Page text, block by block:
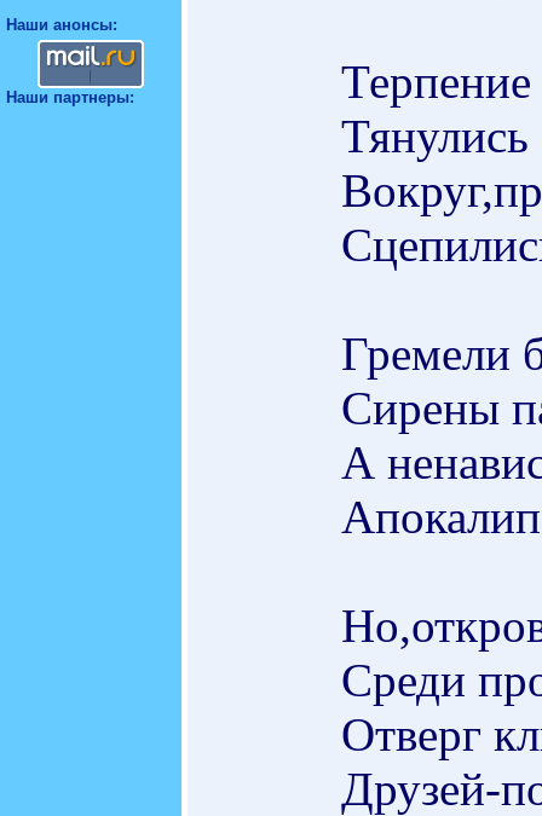
Наши анонсы:
Наши партнеры:
Тянулись
Гремели
Сирены
А
Среди
Отверг
Друзей-